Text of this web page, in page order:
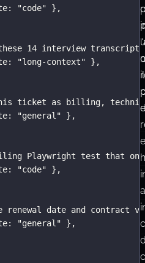
: "code" },
these 14 interview
: "long-context" },
ticket as billing,
: "general " },
Playwright test that
: "code" },
renewal date and contract
: "general " },
il
e
a